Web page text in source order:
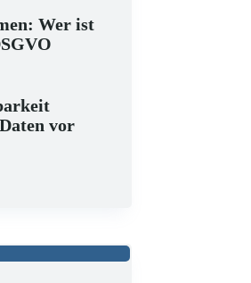
Wer ist
vor